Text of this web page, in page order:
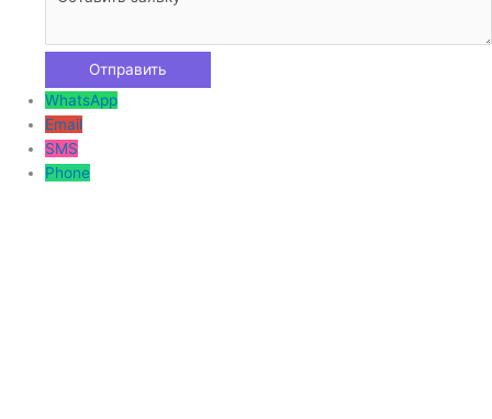
WhatsApp
Email
SMS
Phone